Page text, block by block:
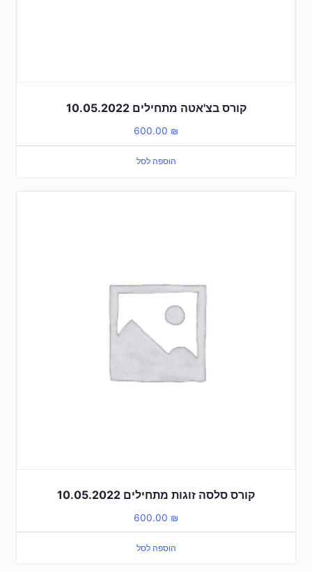
קורס בצ'אטה מתחילים 10.05.2022
600.00 ₪
הוספה לסל
קורס סלסה זוגות מתחילים 10.05.2022
600.00 ₪
הוספה לסל